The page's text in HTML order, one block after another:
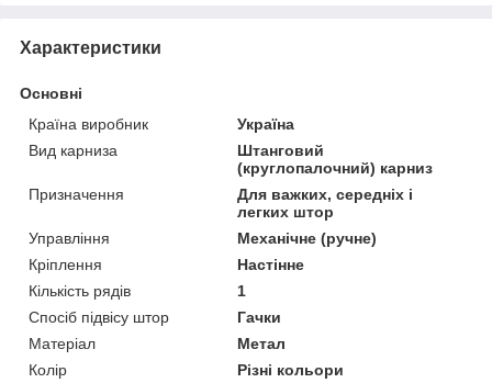
Характеристики
Основні
Країна виробник
Україна
Вид карниза
Штанговий
(круглопалочний) карниз
Призначення
Для важких, середніх і
легких штор
Управління
Механічне (ручне)
Кріплення
Настінне
Кількість рядів
1
Спосіб підвісу штор
Гачки
Матеріал
Метал
Колір
Різні кольори